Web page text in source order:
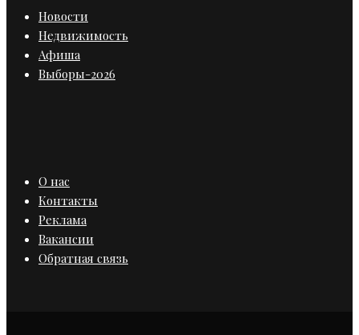
Новости
Недвижимость
Афиша
Выборы-2026
О нас
Контакты
Реклама
Вакансии
Обратная связь